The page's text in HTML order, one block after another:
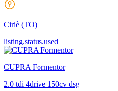
Ciriè (TO)
listing.status.used
CUPRA Formentor
2.0 tdi 4drive 150cv dsg